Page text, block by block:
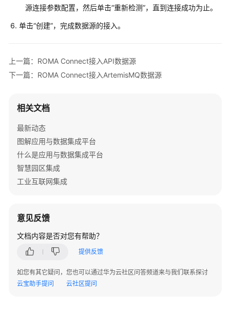
ROMA
Connect
ArtemisMQ
接
入
DB2
数
据
ROMA
接
入
数
据
源连接参数配置，然后单击“重新检测”，直到连接成功为止。
单击“创建”，完成数据源的接入。
上一篇：ROMA Connect接入API数据源
下一篇：ROMA Connect接入ArtemisMQ数据源
相关文档
最新动态
图解应用与数据集成平台
什么是应用与数据集成平台
智慧园区集成
工业互联网集成
意见反馈
文档内容是否对您有帮助？
提供反馈
如您有其它疑问，您也可以通过华为云社区问答频道来与我们联系探讨
云宝助手提问
云社区提问